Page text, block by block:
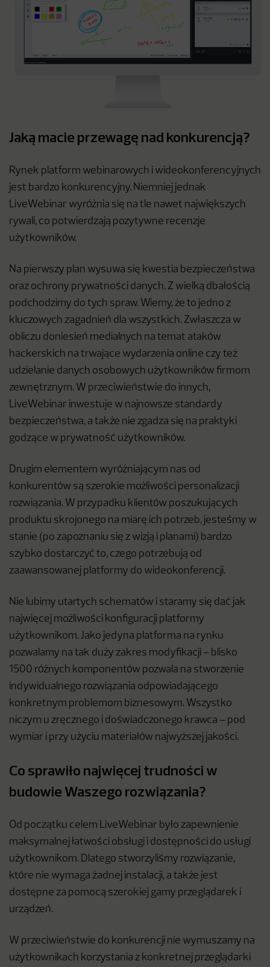
Jaką macie przewagę nad konkurencją?
Rynek platform webinarowych i wideokonferencyjnych
jest bardzo konkurencyjny. Niemniej jednak
LiveWebinar wyróżnia się na tle nawet największych
rywali, co potwierdzają pozytywne recenzje
użytkowników.
Na pierwszy plan wysuwa się kwestia bezpieczeństwa
oraz ochrony prywatności danych. Z wielką dbałością
podchodzimy do tych spraw. Wiemy, że to jedno z
kluczowych zagadnień dla wszystkich. Zwłaszcza w
obliczu doniesień medialnych na temat ataków
hackerskich na trwające wydarzenia online czy też
udzielanie danych osobowych użytkowników firmom
zewnętrznym. W przeciwieństwie do innych,
LiveWebinar inwestuje w najnowsze standardy
bezpieczeństwa, a także nie zgadza się na praktyki
godzące w prywatność użytkowników.
Drugim elementem wyróżniającym nas od
konkurentów są szerokie możliwości personalizacji
rozwiązania. W przypadku klientów poszukujących
produktu skrojonego na miarę ich potrzeb, jesteśmy w
stanie (po zapoznaniu się z wizją i planami) bardzo
szybko dostarczyć to, czego potrzebują od
zaawansowanej platformy do wideokonferencji.
Nie lubimy utartych schematów i staramy się dać jak
najwięcej możliwości konfiguracji platformy
użytkownikom. Jako jedyna platforma na rynku
pozwalamy na tak duży zakres modyfikacji – blisko
1500 różnych komponentów pozwala na stworzenie
indywidualnego rozwiązania odpowiadającego
konkretnym problemom biznesowym. Wszystko
niczym u zręcznego i doświadczonego krawca – pod
wymiar i przy użyciu materiałów najwyższej jakości.
Co sprawiło najwięcej trudności w
budowie Waszego rozwiązania?
Od początku celem LiveWebinar było zapewnienie
maksymalnej łatwości obsługi i dostępności do usługi
użytkownikom. Dlatego stworzyliśmy rozwiązanie,
które nie wymaga żadnej instalacji, a także jest
dostępne za pomocą szerokiej gamy przeglądarek i
urządzeń.
W przeciwieństwie do konkurencji nie wymuszamy na
użytkownikach korzystania z konkretnej przeglądarki